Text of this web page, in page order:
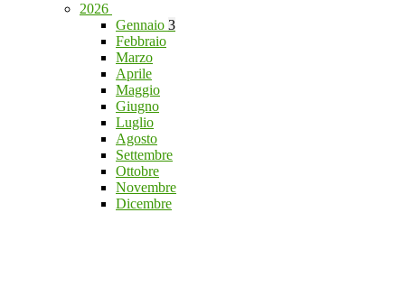
2026
Gennaio 3
Febbraio
Marzo
Aprile
Maggio
Giugno
Luglio
Agosto
Settembre
Ottobre
Novembre
Dicembre